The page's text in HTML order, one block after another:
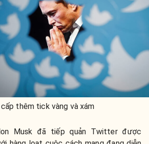
thêm tick vàng và xám
Musk đã tiếp quản Twitter được